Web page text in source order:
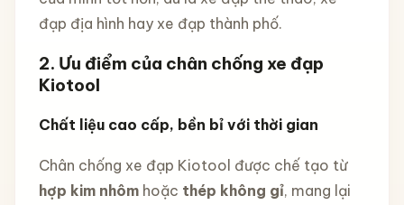
đạp địa hình hay xe đạp thành phố.
2. Ưu điểm của chân chống xe đạp
Kiotool
Chất liệu cao cấp, bền bỉ với thời gian
Chân chống xe đạp Kiotool được chế tạo từ
hợp kim nhômhoặc thép không gỉ, mang lại